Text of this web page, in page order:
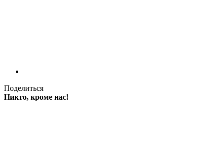
Поделиться
Никто, кроме нас!